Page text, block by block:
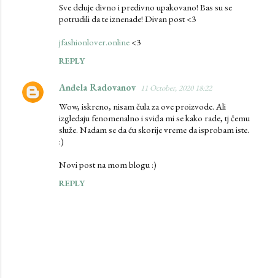
Sve deluje divno i predivno upakovano! Bas su se
potrudili da te iznenade! Divan post <3
jfashionlover.online <3
REPLY
Anđela Radovanov 11 October, 2020 18:22
Wow, iskreno, nisam čula za ove proizvode. Ali
izgledaju fenomenalno i sviđa mi se kako rade, tj čemu
služe. Nadam se da ću skorije vreme da isprobam iste.
:)
Novi post na mom blogu :)
REPLY